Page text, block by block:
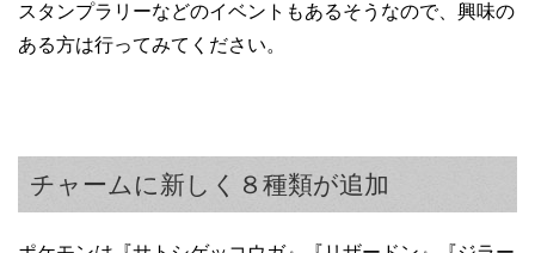
スタンプラリーなどのイベントもあるそうなので、興味の
ある方は行ってみてください。
チャームに新しく８種類が追加